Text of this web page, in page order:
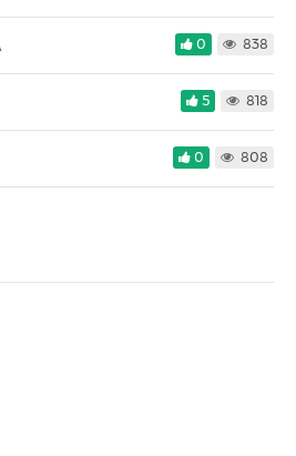
0 838
5 818
0 808